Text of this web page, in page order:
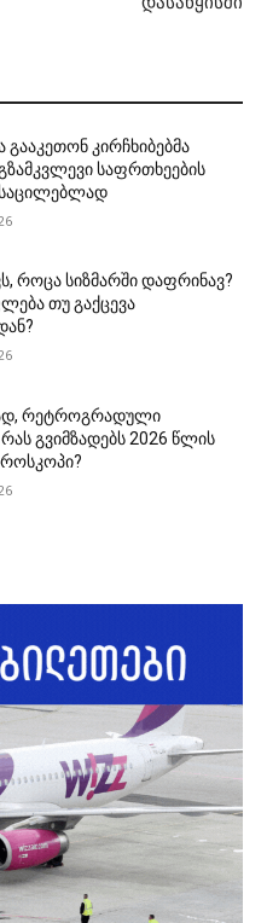
გააკეთონ კირჩხიბებმა
საფრთხეების
როცა სიზმარში დაფრინავ?
თუ გაქცევა
რეტროგრადული
გვიმზადებს 2026 წლის